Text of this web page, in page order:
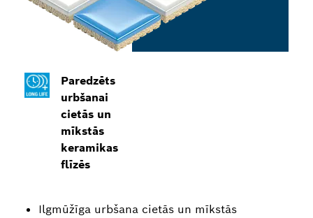
Paredzēts
urbšanai
cietās un
mīkstās
keramikas
flīzēs
Ilgmūžīga urbšana cietās un mīkstās